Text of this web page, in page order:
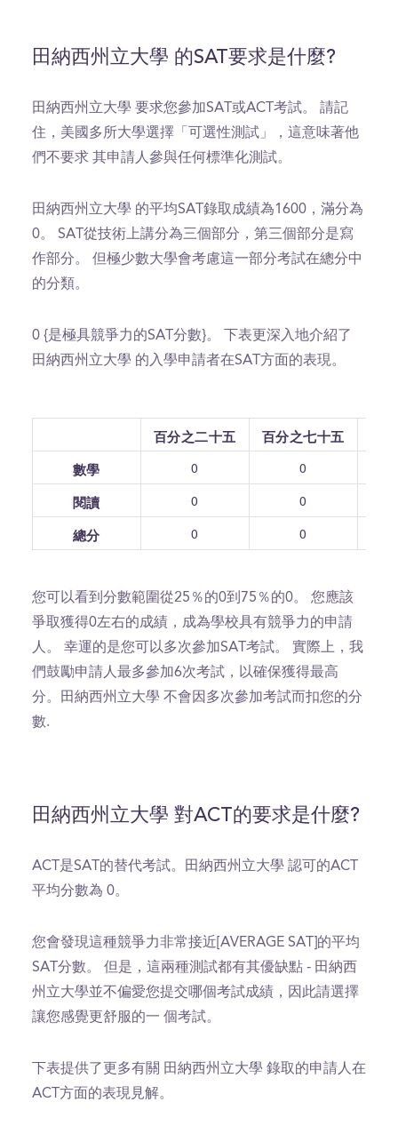
田納西州立大學 的SAT要求是什麼?
田納西州立大學 要求您參加SAT或ACT考試。 請記
住，美國多所大學選擇「可選性測試」，這意味著他
們不要求 其申請人參與任何標準化測試。
田納西州立大學 的平均SAT錄取成績為1600，滿分為
0。 SAT從技術上講分為三個部分，第三個部分是寫
作部分。 但極少數大學會考慮這一部分考試在總分中
的分類。
0 {是極具競爭力的SAT分數}。 下表更深入地介紹了
田納西州立大學 的入學申請者在SAT方面的表現。
百分之二十五 百分之七十五
數學
0 0
閱讀 0 0
總分 0 0
您可以看到分數範圍從25％的0到75％的0。 您應該
爭取獲得0左右的成績，成為學校具有競爭力的申請
人。 幸運的是您可以多次參加SAT考試。 實際上，我
們鼓勵申請人最多參加6次考試，以確保獲得最高
分。田納西州立大學 不會因多次參加考試而扣您的分
數.
田納西州立大學 對ACT的要求是什麼?
ACT是SAT的替代考試。田納西州立大學 認可的ACT
平均分數為 0。
您會發現這種競爭力非常接近[AVERAGE SAT]的平均
SAT分數。 但是，這兩種測試都有其優缺點 - 田納西
州立大學並不偏愛您提交哪個考試成績，因此請選擇
讓您感覺更舒服的一 個考試。
下表提供了更多有關 田納西州立大學 錄取的申請人在
ACT方面的表現見解。